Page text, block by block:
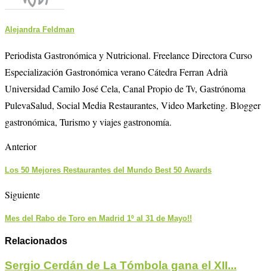
Alejandra Feldman
Periodista Gastronómica y Nutricional. Freelance Directora Curso
Especialización Gastronómica verano Cátedra Ferran Adrià
Universidad Camilo José Cela, Canal Propio de Tv, Gastrónoma
PulevaSalud, Social Media Restaurantes, Video Marketing. Blogger
gastronómica, Turismo y viajes gastronomía.
Anterior
Los 50 Mejores Restaurantes del Mundo Best 50 Awards
Siguiente
Mes del Rabo de Toro en Madrid 1º al 31 de Mayo!!
Relacionados
Sergio Cerdán de La Tómbola gana el XII...